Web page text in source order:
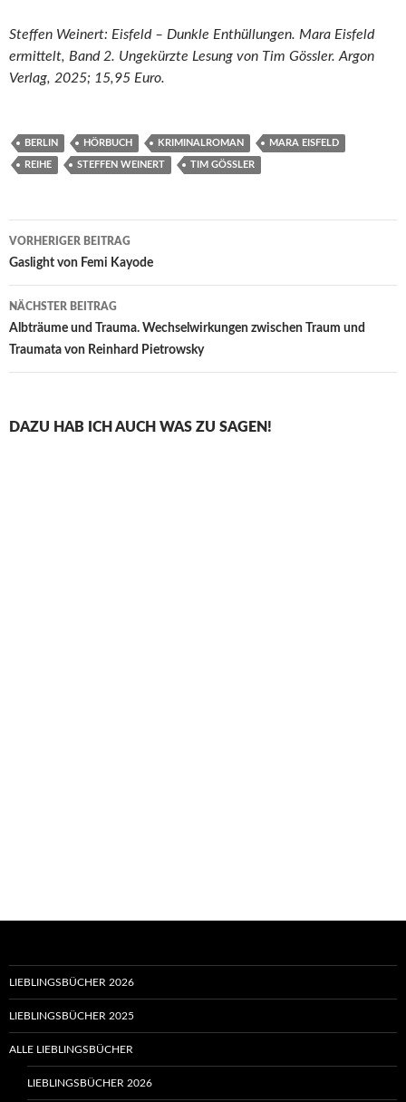
Steffen Weinert: Eisfeld – Dunkle Enthüllungen. Mara Eisfeld
ermittelt, Band 2. Ungekürzte Lesung von Tim Gössler. Argon
Verlag, 2025; 15,95 Euro.
BERLIN HÖRBUCH KRIMINALROMAN MARA EISFELD
REIHE STEFFEN WEINERT TIM GÖSSLER
Beitragsnavigation
VORHERIGER BEITRAG
Gaslight von Femi Kayode
NÄCHSTER BEITRAG
Albträume und Trauma. Wechselwirkungen zwischen Traum und
Traumata von Reinhard Pietrowsky
DAZU HAB ICH AUCH WAS ZU SAGEN!
LIEBLINGSBÜCHER 2026
LIEBLINGSBÜCHER 2025
ALLE LIEBLINGSBÜCHER
LIEBLINGSBÜCHER 2026